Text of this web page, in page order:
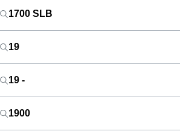
1700 SLB
19
19 -
1900